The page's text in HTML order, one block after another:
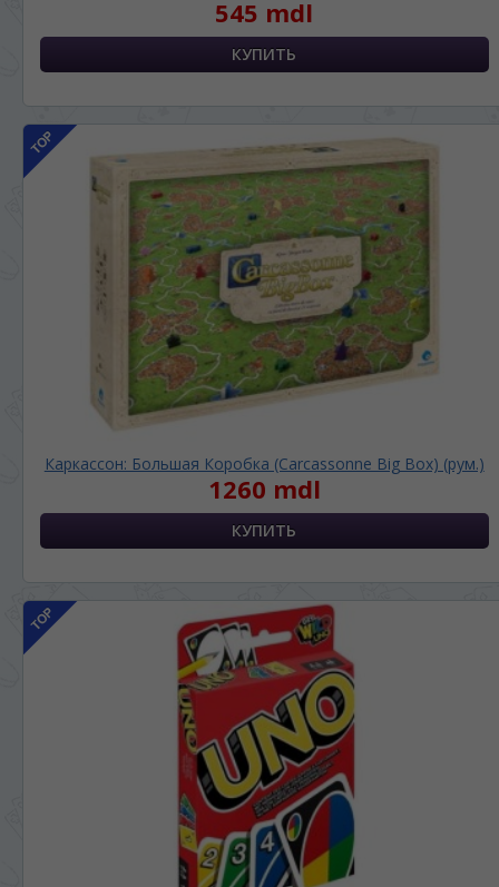
545 mdl
Каркассон: Большая Коробка (Carcassonne Big Box) (рум.)
1260 mdl